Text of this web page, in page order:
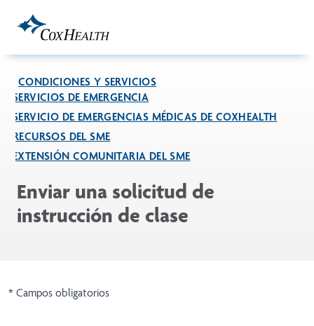
CONDICIONES Y SERVICIOS
SERVICIOS DE EMERGENCIA
SERVICIO DE EMERGENCIAS MÉDICAS DE COXHEALTH
RECURSOS DEL SME
EXTENSIÓN COMUNITARIA DEL SME
Enviar una solicitud de
instrucción de clase
* Campos obligatorios